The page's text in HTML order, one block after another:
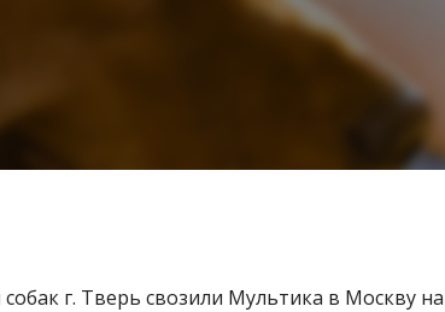
г. Тверь свозили Мультика в Москву